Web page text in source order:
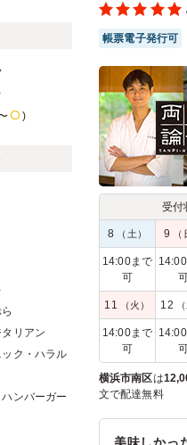
帳票電子発行可
受付
8 （土） 9 （
14:00まで
可
11 （火） 12
14:00まで
可
横浜市南区は
文で配達無料
)
リアン
ク・ハラル
ンバーガー